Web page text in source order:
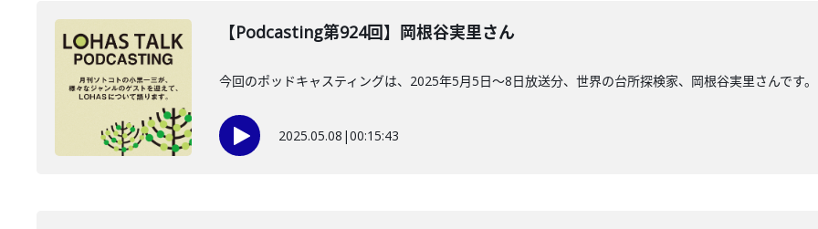
【Podcasting第924回】岡根谷実里さん
今回のポッドキャスティングは、2025年5月5日～8日放送分、世界の台所探検家、岡根谷実里さんです。
2025.05.08 |00:15:43